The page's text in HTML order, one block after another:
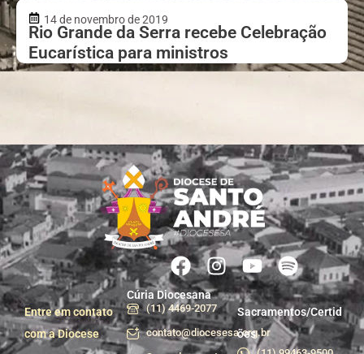
14 de novembro de 2019
Rio Grande da Serra recebe Celebração
Eucarística para ministros
Entre em contato
com a Diocese
Cúria Diocesana
(11) 4469-2077
contato@diocesesa.org.br
Sacramentos/Certid
ões